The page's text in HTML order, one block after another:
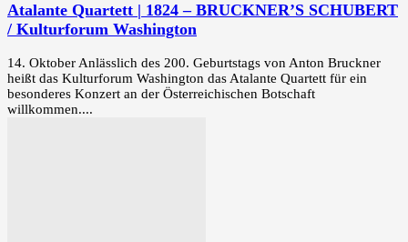
Atalante Quartett | 1824 – BRUCKNER’S SCHUBERT
/ Kulturforum Washington
14. Oktober Anlässlich des 200. Geburtstags von Anton Bruckner
heißt das Kulturforum Washington das Atalante Quartett für ein
besonderes Konzert an der Österreichischen Botschaft
willkommen....